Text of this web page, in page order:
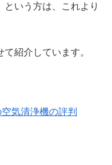
という方は、これより
紹介しています。
気清浄機の評判